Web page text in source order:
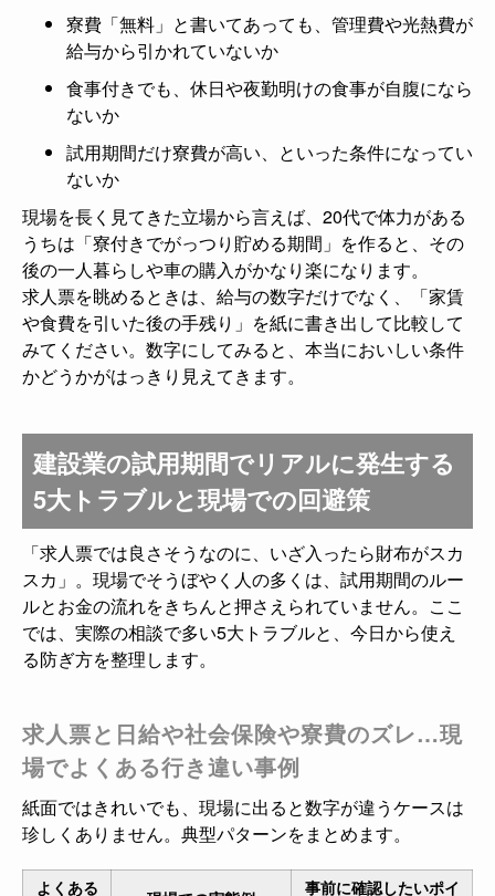
寮費「無料」と書いてあっても、管理費や光熱費が
給与から引かれていないか
食事付きでも、休日や夜勤明けの食事が自腹になら
ないか
試用期間だけ寮費が高い、といった条件になってい
ないか
現場を長く見てきた立場から言えば、20代で体力がある
うちは「寮付きでがっつり貯める期間」を作ると、その
後の一人暮らしや車の購入がかなり楽になります。
求人票を眺めるときは、給与の数字だけでなく、「家賃
や食費を引いた後の手残り」を紙に書き出して比較して
みてください。数字にしてみると、本当においしい条件
かどうかがはっきり見えてきます。
建設業の試用期間でリアルに発生する
5大トラブルと現場での回避策
「求人票では良さそうなのに、いざ入ったら財布がスカ
スカ」。現場でそうぼやく人の多くは、試用期間のルー
ルとお金の流れをきちんと押さえられていません。ここ
では、実際の相談で多い5大トラブルと、今日から使え
る防ぎ方を整理します。
求人票と日給や社会保険や寮費のズレ…現
場でよくある行き違い事例
紙面ではきれいでも、現場に出ると数字が違うケースは
珍しくありません。典型パターンをまとめます。
よくある 事前に確認したいポイ